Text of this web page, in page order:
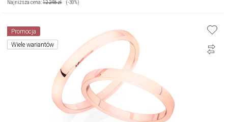
Najniższa cena:12 248zł (-30%)
Promocja
Wiele wariantów